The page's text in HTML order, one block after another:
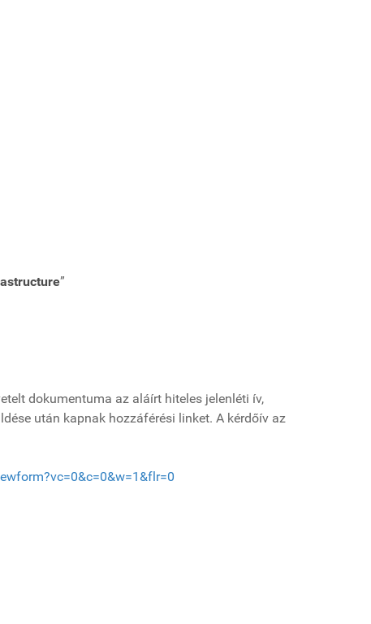
”
dokumentuma az aláírt hiteles jelenléti ív,
után kapnak hozzáférési linket. A kérdőív az